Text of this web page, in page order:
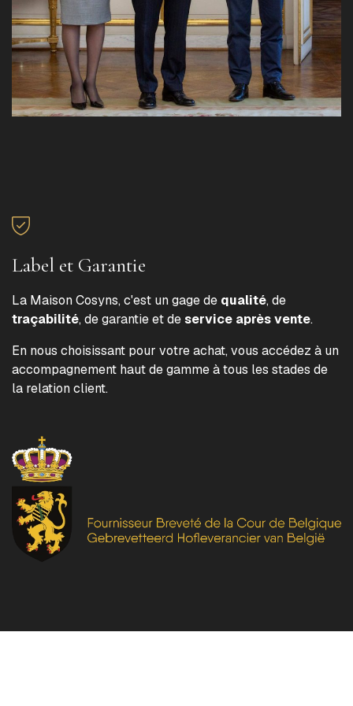
Label et Garantie
La Maison Cosyns, c'est un gage de qualité, de
traçabilité, de garantie et deservice après vente.
En nous choisissant pour votre achat, vous accédez à un
accompagnement haut de gamme à tous les stades de
la relation client.